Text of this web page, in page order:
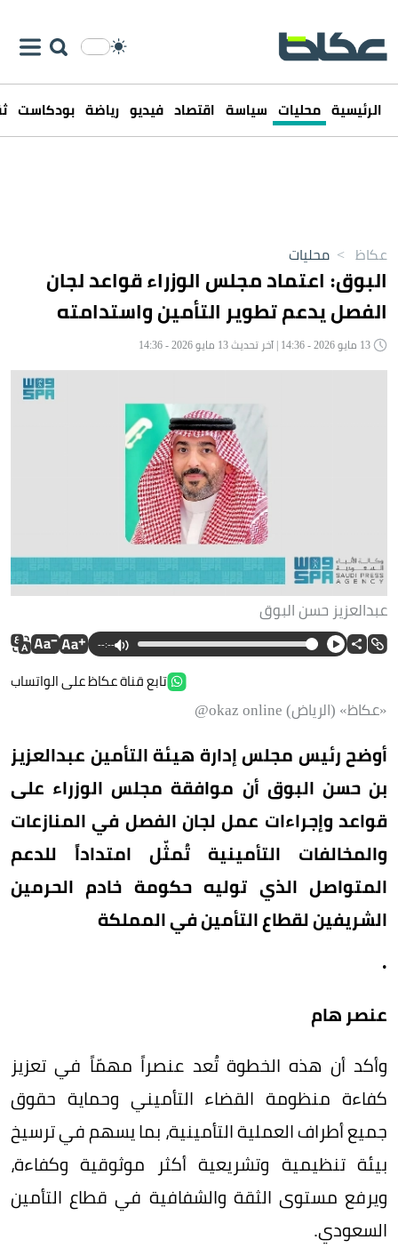
الرئيسية محليات سياسة اقتصاد فيديو رياضة بودكاست
عكاظ > محليات
البوق: اعتماد مجلس الوزراء قواعد لجان
الفصل يدعم تطوير التأمين واستدامته
عبدالعزيز حسن البوق
--:--
تابع قناة عكاظ على الواتساب
«عكاظ» (الرياض) okaz online@
أوضح رئيس مجلس إدارة هيئة التأمين عبدالعزيز
بن حسن البوق أن موافقة مجلس الوزراء على
قواعد وإجراءات عمل لجان الفصل في المنازعات
والمخالفات التأمينية تُمثّل امتداداً للدعم
المتواصل الذي توليه حكومة خادم الحرمين
الشريفين لقطاع التأمين في المملكة
.
عنصر هام
وأكد أن هذه الخطوة تُعد عنصراً مهمّاً في تعزيز
كفاءة منظومة القضاء التأميني وحماية حقوق
جميع أطراف العملية التأمينية، بما يسهم في ترسيخ
بيئة تنظيمية وتشريعية أكثر موثوقية وكفاءة،
ويرفع مستوى الثقة والشفافية في قطاع التأمين
السعودي.